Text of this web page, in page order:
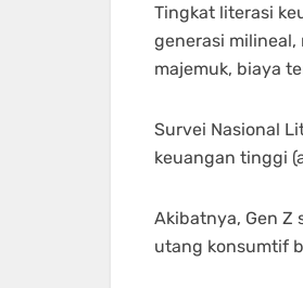
Tingkat literasi
generasi milineal,
majemuk, biaya
Survei Nasional
keuangan tinggi
Akibatnya, Gen Z
utang konsumtif